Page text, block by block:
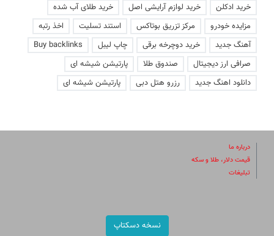
خرید ادکلن
خرید لوازم آرایشی اصل
خرید طلای آب شده
مزایده خودرو
مرکز تزریق بوتاکس استند تسلیت
اخذ رتبه
آهنگ جدید
خرید دوچرخه برقی چاپ لیبل
Buy backlinks
صرافی ارز دیجیتال
صندوق طلا
پارتیشن شیشه ای
دانلود اهنگ جدید
رزرو هتل دبی پارتیشن شیشه ای
درباره ما
قیمت دلار، طلا و سکه
تبلیغات
نسخه دسکتاپ